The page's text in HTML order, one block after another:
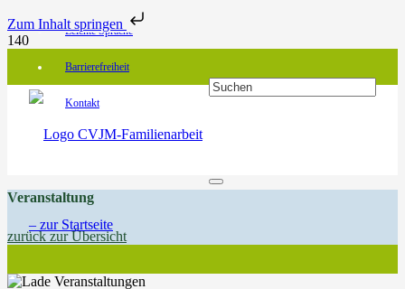
Zum Inhalt springen
Leichte Sprache
Barrierefreiheit
Kontakt
Veranstaltung
zurück zur Übersicht